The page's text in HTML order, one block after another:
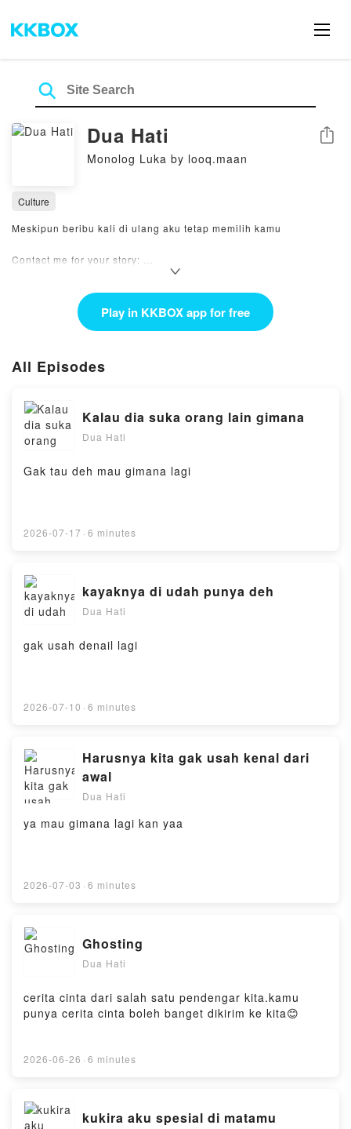
Dua Hati
Monolog Luka by looq.maan
Share
Culture
Meskipun beribu kali di ulang aku tetap memilih kamu
Contact me for your story:
instagram @duahati_podcast @looq.mann
Play in KKBOX app for free
All Episodes
Kalau dia suka orang lain gimana
Dua Hati
Gak tau deh mau gimana lagi
2026-07-17 · 6 minutes
kayaknya di udah punya deh
Dua Hati
gak usah denail lagi
2026-07-10 · 6 minutes
Harusnya kita gak usah kenal dari
awal
Dua Hati
ya mau gimana lagi kan yaa
2026-07-03 · 6 minutes
Ghosting
Dua Hati
cerita cinta dari salah satu pendengar kita.kamu
punya cerita cinta boleh banget dikirim ke kita😊
2026-06-26 · 6 minutes
kukira aku spesial di matamu